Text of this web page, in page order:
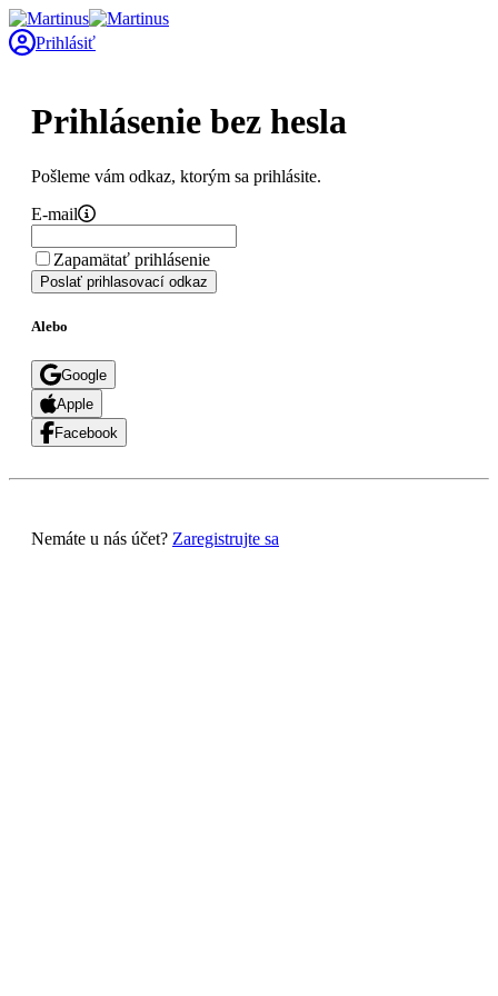
Prihlásiť
Prihlásenie bez hesla
Pošleme vám odkaz, ktorým sa prihlásite.
E-mail
Zapamätať prihlásenie
Poslať prihlasovací odkaz
Alebo
Google
Apple
Facebook
Nemáte u nás účet? Zaregistrujte sa